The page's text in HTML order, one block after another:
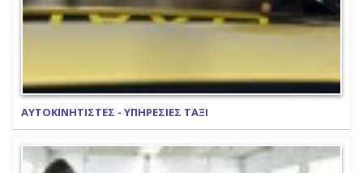
ΑΥΤΟΚΙΝΗΤΙΣΤΕΣ - ΥΠΗΡΕΣΙΕΣ ΤΑΞΙ